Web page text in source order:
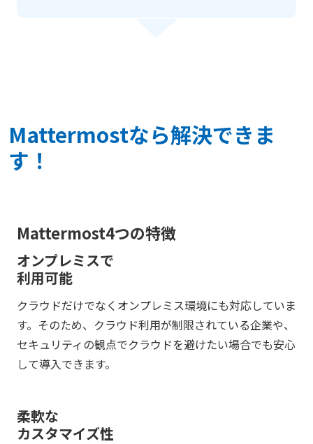
Mattermostなら解決できま
す！
Mattermost4つの特徴
オンプレミスで
利用可能
クラウドだけでなくオンプレミス環境にも対応していま
す。そのため、クラウド利用が制限されている企業や、
セキュリティの観点でクラウドを避けたい場合でも安心
して導入できます。
柔軟な
カスタマイズ性